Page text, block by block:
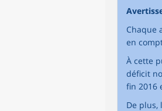
Chaque
en
À cette
déficit
fin 2016
De plus,